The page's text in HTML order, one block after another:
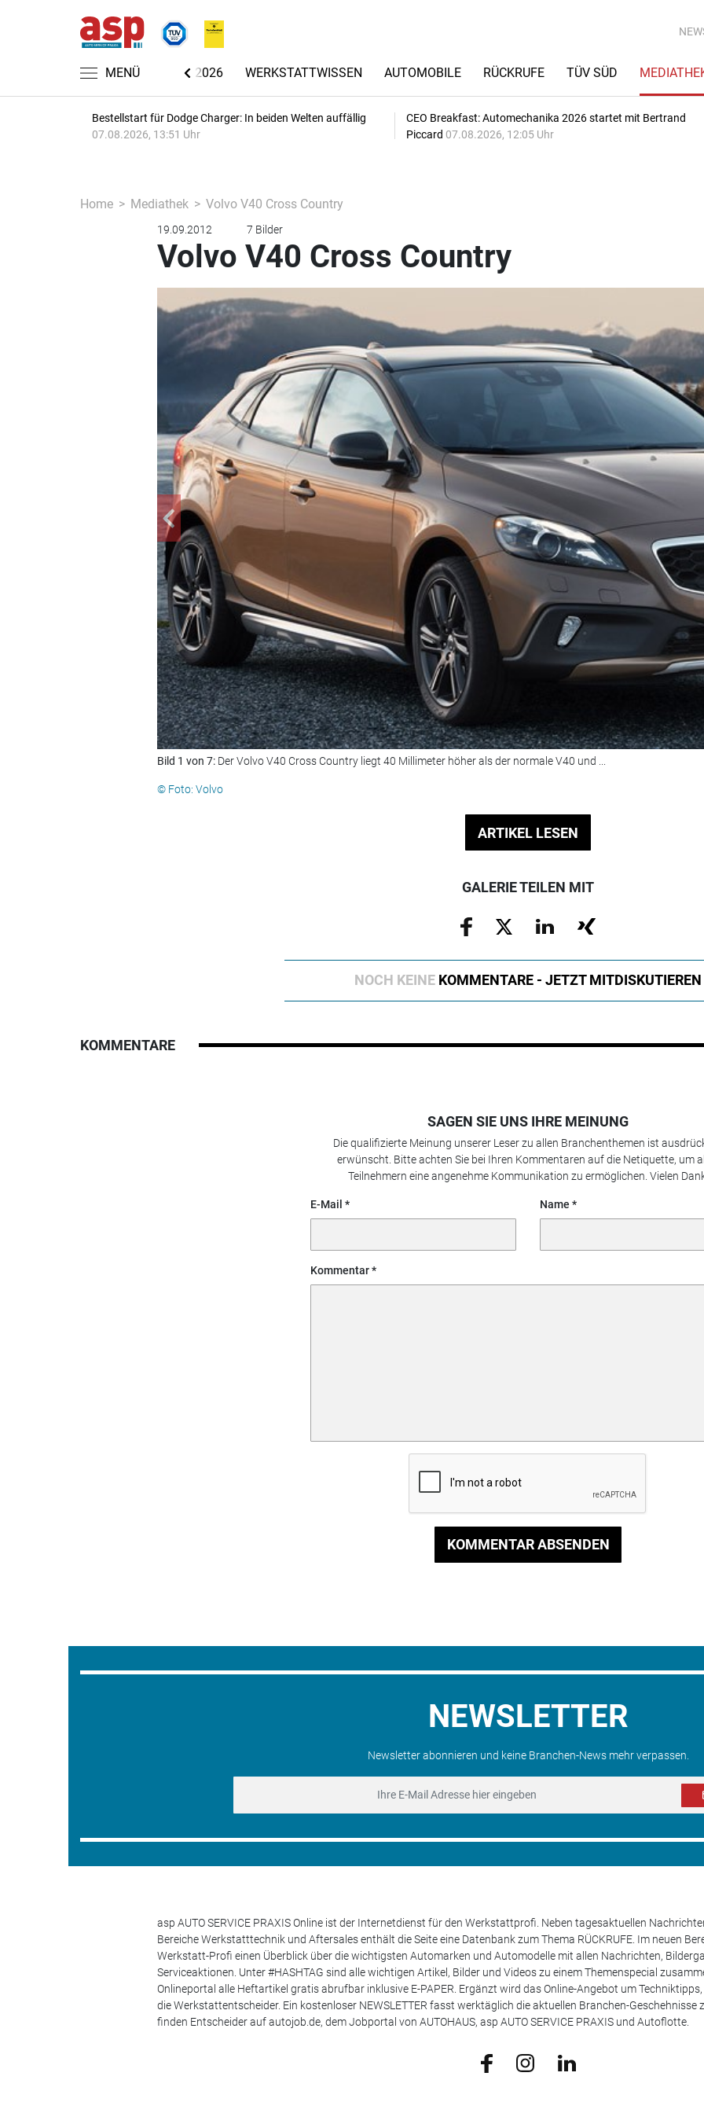
MENÜ
AUTOMECHANIKA 2026 WERKSTATTWISSEN AUTOMOBILE RÜCKRUFE TÜV SÜD
Bestellstart für Dodge Charger: In beiden Welten auffällig
07.08.2026, 13:51 Uhr
CEO Breakfast: Automechanika 2026 startet mit Bertrand
Piccard 07.08.2026, 12:05 Uhr
Home Mediathek Volvo V40 Cross Country
19.09.2012 7 Bilder
Volvo V40 Cross Country
Bild 1 von 7: Der Volvo V40 Cross Country liegt 40 Millimeter höher als der normale V40 und ...
© Foto: Volvo
ARTIKEL LESEN
GALERIE TEILEN MIT
NOCH KEINE KOMMENTARE - JETZT MITDISKUTIEREN
KOMMENTARE
SAGEN SIE UNS IHRE MEINUNG
Die qualifizierte Meinung unserer Leser zu allen Branchenthemen ist
erwünscht. Bitte achten Sie bei Ihren Kommentaren auf die Netiquette, um
Teilnehmern eine angenehme Kommunikation zu ermöglichen. Vielen
E-Mail Name
Kommentar
KOMMENTAR ABSENDEN
NEWSLETTER
Newsletter abonnieren und keine Branchen-News mehr verpassen.
asp AUTO SERVICE PRAXIS Online ist der Internetdienst für den Werkstattprofi. Neben tagesaktuellen
Bereiche Werkstatttechnik und Aftersales enthält die Seite eine Datenbank zum Thema RÜCKRUFE. Im neuen
Werkstatt-Profi einen Überblick über die wichtigsten Automarken und Automodelle mit allen Nachrichten,
Serviceaktionen. Unter #HASHTAG sind alle wichtigen Artikel, Bilder und Videos zu einem Themenspecial
Onlineportal alle Heftartikel gratis abrufbar inklusive E-PAPER. Ergänzt wird das Online-Angebot um
die Werkstattentscheider. Ein kostenloser NEWSLETTER fasst werktäglich die aktuellen Branchen-Geschehnisse
finden Entscheider auf autojob.de, dem Jobportal von AUTOHAUS, asp AUTO SERVICE PRAXIS und Autoflotte.